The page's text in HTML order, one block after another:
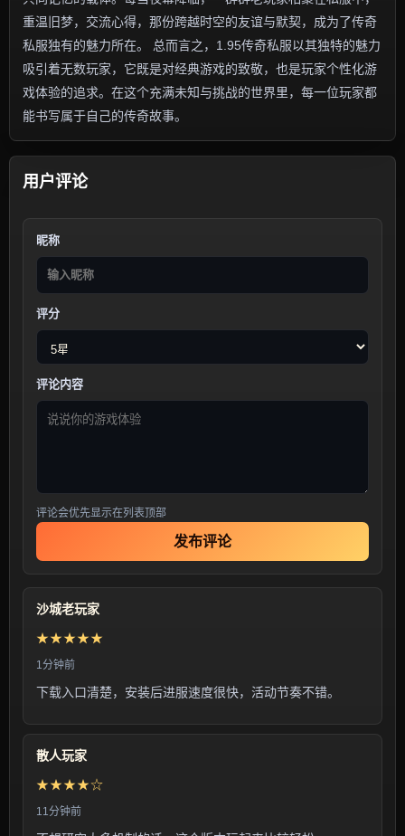
重温旧梦，交流心得，那份跨越时空的友谊与默契，成为了传奇
私服独有的魅力所在。 总而言之，1.95传奇私服以其独特的魅力
吸引着无数玩家，它既是对经典游戏的致敬，也是玩家个性化游
戏体验的追求。在这个充满未知与挑战的世界里，每一位玩家都
能书写属于自己的传奇故事。
用户评论
昵称
评分
评论内容
评论会优先显示在列表顶部
发布评论
沙城老玩家
★★★★★
1分钟前
下载入口清楚，安装后进服速度很快，活动节奏不错。
散人玩家
★★★★☆
11分钟前